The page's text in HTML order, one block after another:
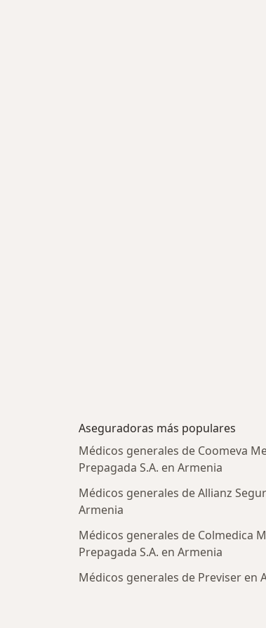
Aseguradoras más populares
Médicos generales de Coomeva
Prepagada S.A. en Armenia
Médicos generales de Allianz
Armenia
Médicos generales de Colmedica
Prepagada S.A. en Armenia
Médicos generales de Previser en